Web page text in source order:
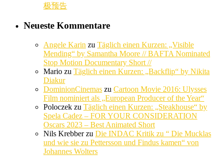
极预告
Neueste Kommentare
Angele Karin zu Täglich einen Kurzen: „Visible
Mending“ by Samantha Moore // BAFTA Nominated
Stop Motion Documentary Short //
Mario zu Täglich einen Kurzen: „Backflip“ by Nikita
Diakur
DominionCinemas zu Cartoon Movie 2016: Ulysses
Film nominiert als „European Producer of the Year“
Poloczek zu Täglich einen Kurzen: „Steakhouse“ by
Spela Cadez – FOR YOUR CONSIDERATION
Oscars 2023 – Best Animated Short
Nils Krebberzu Die INDAC Kritik zu “ Die Mucklas
und wie sie zu Pettersson und Findus kamen“ von
Johannes Wolters